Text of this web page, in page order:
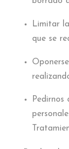
Limitar
que se
Pedirnos